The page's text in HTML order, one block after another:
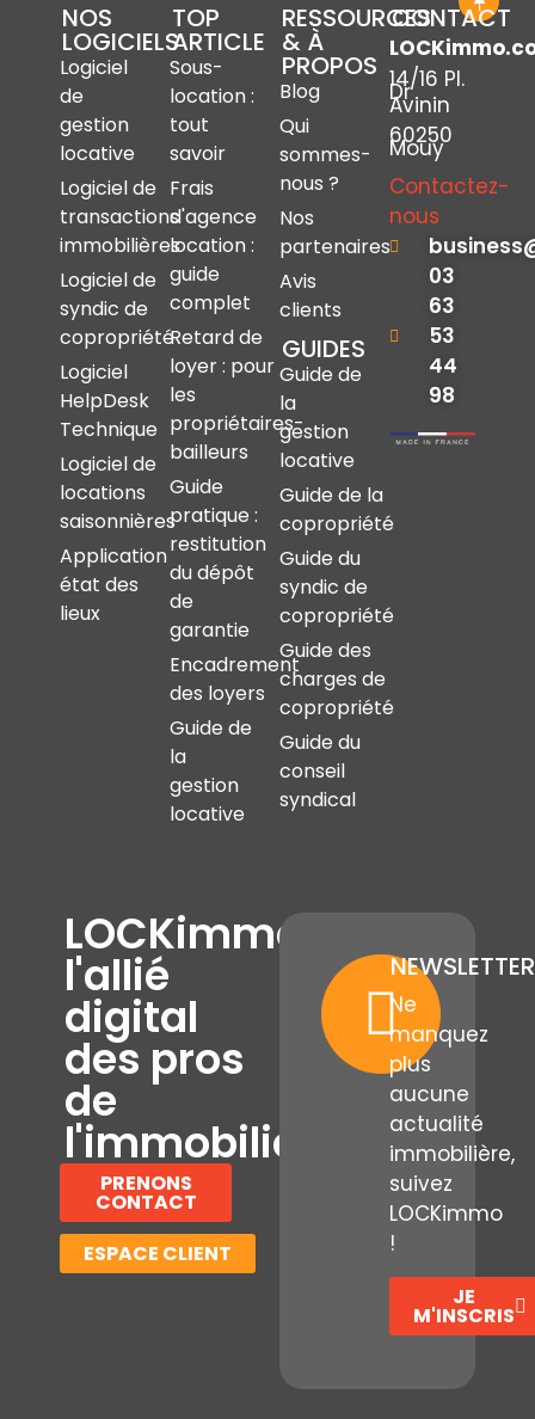
NOS
LOGICIELS
Logiciel
de
gestion
locative
Logiciel de
transactions
immobilières
Logiciel de
syndic de
copropriété
Logiciel
HelpDesk
Technique
Logiciel de
locations
saisonnières
Application
état des
lieux
TOP
ARTICLE
Sous-
location :
tout
savoir
Frais
d'agence
location :
guide
complet
Retard de
loyer : pour
les
propriétaires-
bailleurs
Guide
pratique :
restitution
du dépôt
de
garantie
Encadrement
des loyers
Guide de
la
gestion
locative
RESSOURCES
& À
PROPOS
Blog
Qui
sommes-
nous ?
Nos
partenaires
Avis
clients
GUIDES
Guide de
la
gestion
locative
Guide de la
copropriété
Guide du
syndic de
copropriété
Guide des
charges de
copropriété
Guide du
conseil
syndical
CONTACT
14/16 Pl.
Dr
Avinin
60250
Mouy
Contactez-
nous
03
63
53
44
98
LOCKimmo,
l'allié
digital
des pros
de
l'immobilier
PRENONS
CONTACT
ESPACE CLIENT
NEWSLETTER
Ne
manquez
plus
aucune
actualité
immobilière,
suivez
LOCKimmo
!
JE
M'INSCRIS